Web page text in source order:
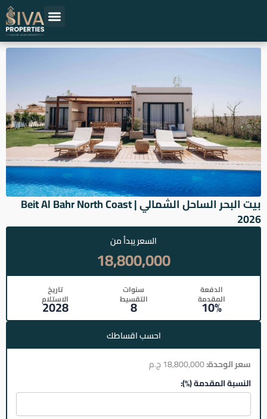
المحتوى
بيت البحر الساحل الشمالي | Beit Al Bahr North Coast
2026
السعر يبدأ من
18,800,000
الدفعة
المقدمة
10%
سنوات
التقسيط
8
تاريخ
الاستلام
2028
احسب اقساطك
سعر الوحدة:
النسبة المقدمة (%):